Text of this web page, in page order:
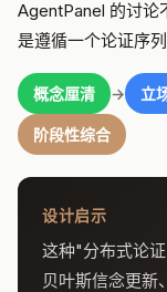
AgentPanel 的讨论
是遵循一个论证序
概念厘清 → 立
阶段性综合
设计启示
这种"分布式论
贝叶斯信念更新